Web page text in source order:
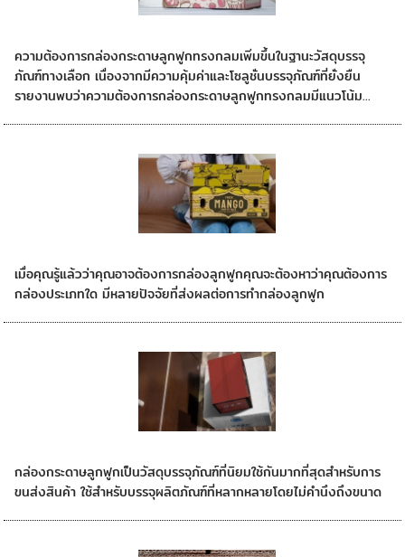
ความต้องการกล่องกระดาษลูกฟูกทรงกลมเพิ่มขึ้นในฐานะวัสดุบรรจุ
ภัณฑ์ทางเลือก เนื่องจากมีความคุ้มค่าและโซลูชั่นบรรจุภัณฑ์ที่ยั่งยืน
รายงานพบว่าความต้องการกล่องกระดาษลูกฟูกทรงกลมมีแนวโน้ม...
เมื่อคุณรู้แล้วว่าคุณอาจต้องการกล่องลูกฟูกคุณจะต้องหาว่าคุณต้องการ
กล่องประเภทใด มีหลายปัจจัยที่ส่งผลต่อการทำกล่องลูกฟูก
กล่องกระดาษลูกฟูกเป็นวัสดุบรรจุภัณฑ์ที่นิยมใช้กันมากที่สุดสำหรับการ
ขนส่งสินค้า ใช้สำหรับบรรจุผลิตภัณฑ์ที่หลากหลายโดยไม่คำนึงถึงขนาด